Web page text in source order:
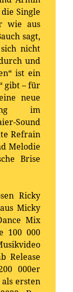
Single
wie aus
sagt,
nicht
und
ist ein
gibt – für
neue
im
Sound
Refrain
Melodie
Brise
Ricky
Micky
Mix
100 000
Release
000er
ersten